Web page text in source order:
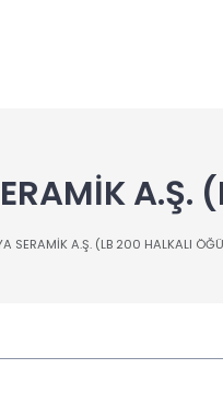
A.Ş.
SERAMİK A.Ş. (LB 200 HALKALI